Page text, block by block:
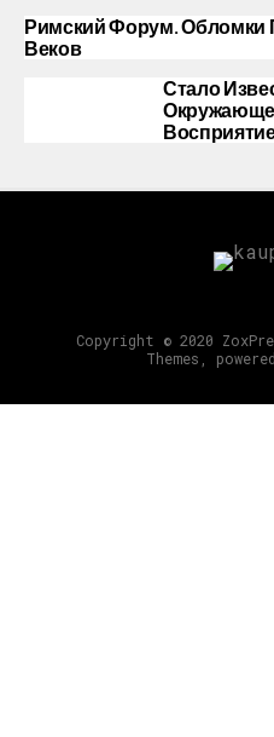
Римский Форум.
Веков
Стало
Copyright © 2020
Themes,